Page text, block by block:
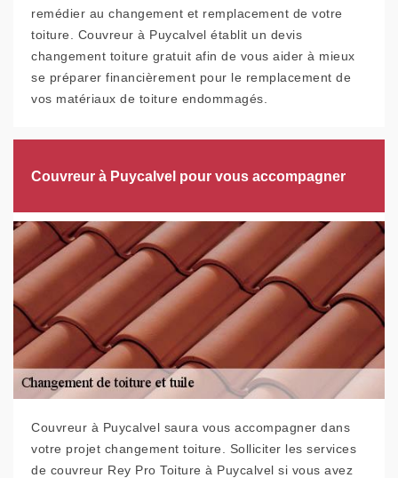
remédier au changement et remplacement de votre
toiture. Couvreur à Puycalvel établit un devis
changement toiture gratuit afin de vous aider à mieux
se préparer financièrement pour le remplacement de
vos matériaux de toiture endommagés.
Couvreur à Puycalvel pour vous accompagner
Couvreur à Puycalvel saura vous accompagner dans
votre projet changement toiture. Solliciter les services
de couvreur Rey Pro Toiture à Puycalvel si vous avez